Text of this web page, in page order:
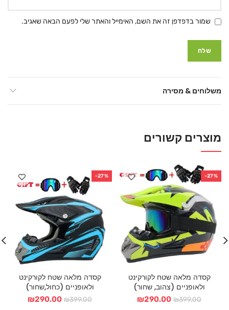
שמור בדפדפן זה את השם, האימייל והאתר שלי לפעם הבאה שאגיב.
משלוחים & מסירה
מוצרים קשורים
-27%
קסדה מלאה שטח לקורקינט
ולאופניים (צהוב, שחור)
₪399.00
המחיר
₪290.00
-27%
קסדה מלאה שטח לקורקינט
ולאופניים (כחול,שחור)
₪399.00
המחיר
₪290.00